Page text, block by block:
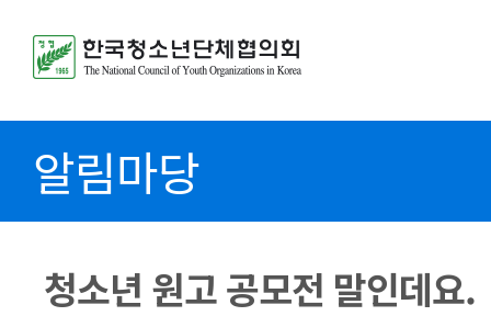
알림마당
청소년 원고 공모전 말인데요.